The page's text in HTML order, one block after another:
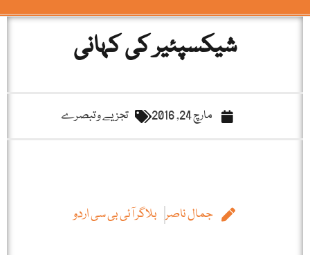
شیکسپئیر کی کہانی
مارچ 24, 2016 تجزیے و تبصرے
جمال ناصر بلاگر آئی بی سی اردو